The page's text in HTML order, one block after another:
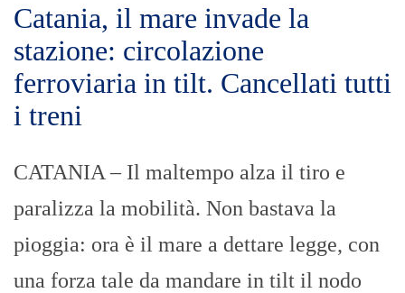
Catania, il mare invade la
stazione: circolazione
ferroviaria in tilt. Cancellati tutti
i treni
CATANIA – Il maltempo alza il tiro e
paralizza la mobilità. Non bastava la
pioggia: ora è il mare a dettare legge, con
una forza tale da mandare in tilt il nodo